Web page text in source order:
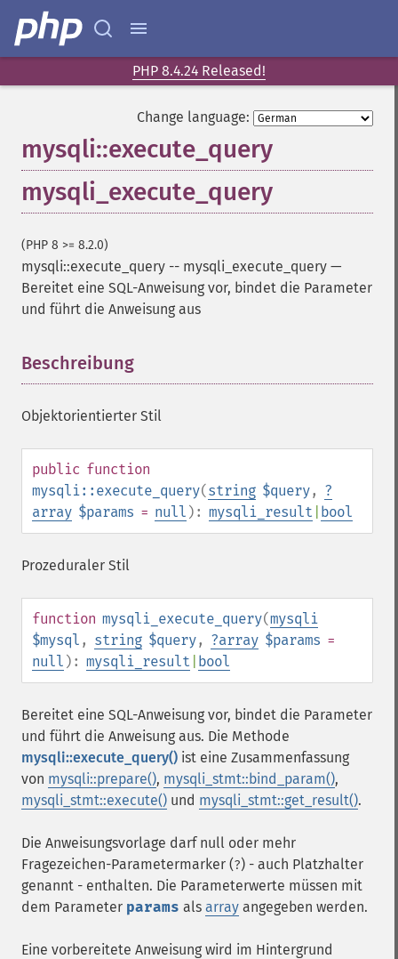
PHP 8.4.24 Released!
Change language:
mysqli::execute_query
mysqli_execute_query
(PHP 8 >= 8.2.0)
mysqli::execute_query -- mysqli_execute_query —
Bereitet eine SQL-Anweisung vor, bindet die Parameter
und führt die Anweisung aus
Beschreibung
Objektorientierter Stil
public function
mysqli::execute_query(string $query, ?
array $params = null ): mysqli_result bool
Prozeduraler Stil
function mysqli_execute_query(mysqli
$mysql , string $query, ?array $params =
null ): mysqli_result bool
Bereitet eine SQL-Anweisung vor, bindet die Parameter
und führt die Anweisung aus. Die Methode
mysqli::execute_query() ist eine Zusammenfassung
von mysqli::prepare(), mysqli_stmt::bind_param(),
mysqli_stmt::execute() und mysqli_stmt::get_result().
Die Anweisungsvorlage darf null oder mehr
Fragezeichen-Parametermarker (?) - auch Platzhalter
genannt - enthalten. Die Parameterwerte müssen mit
dem Parameter params als array angegeben werden.
Eine vorbereitete Anweisung wird im Hintergrund